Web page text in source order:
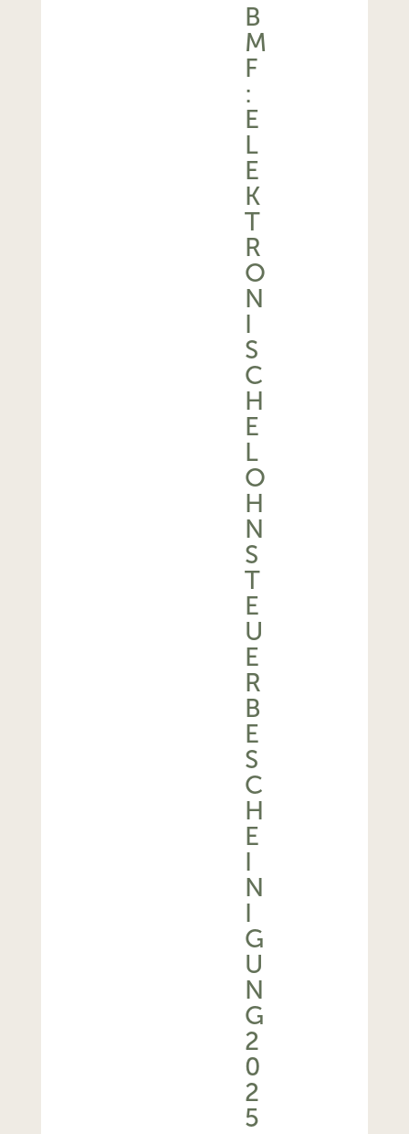
B
M
F
:
E
L
E
K
T
R
O
N
I
S
C
H
E
L
O
H
N
S
T
E
U
E
R
B
E
S
C
H
E
I
N
I
G
U
N
G
2
0
2
5